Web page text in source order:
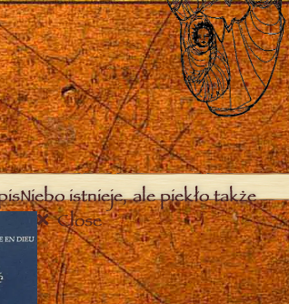
Niebo istnieje, ale piekło także
Close